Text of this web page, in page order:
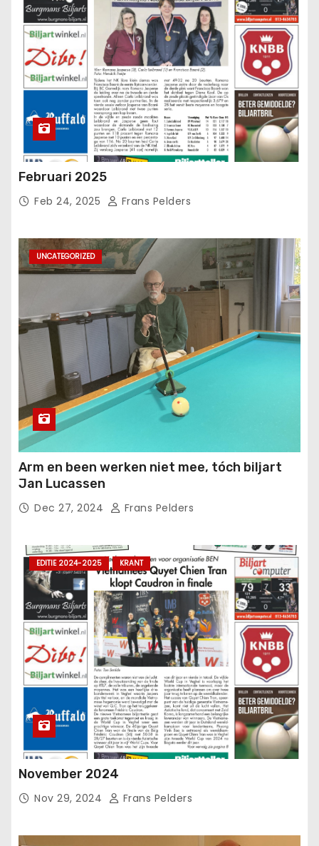
Februari 2025
Feb 24, 2025 Frans Pelders
UNCATEGORIZED
Arm en been werken niet mee, tóch biljart
Jan Lucassen
Dec 27, 2024 Frans Pelders
EDITIE 2024-2025 KRANT
November 2024
Nov 29, 2024 Frans Pelders